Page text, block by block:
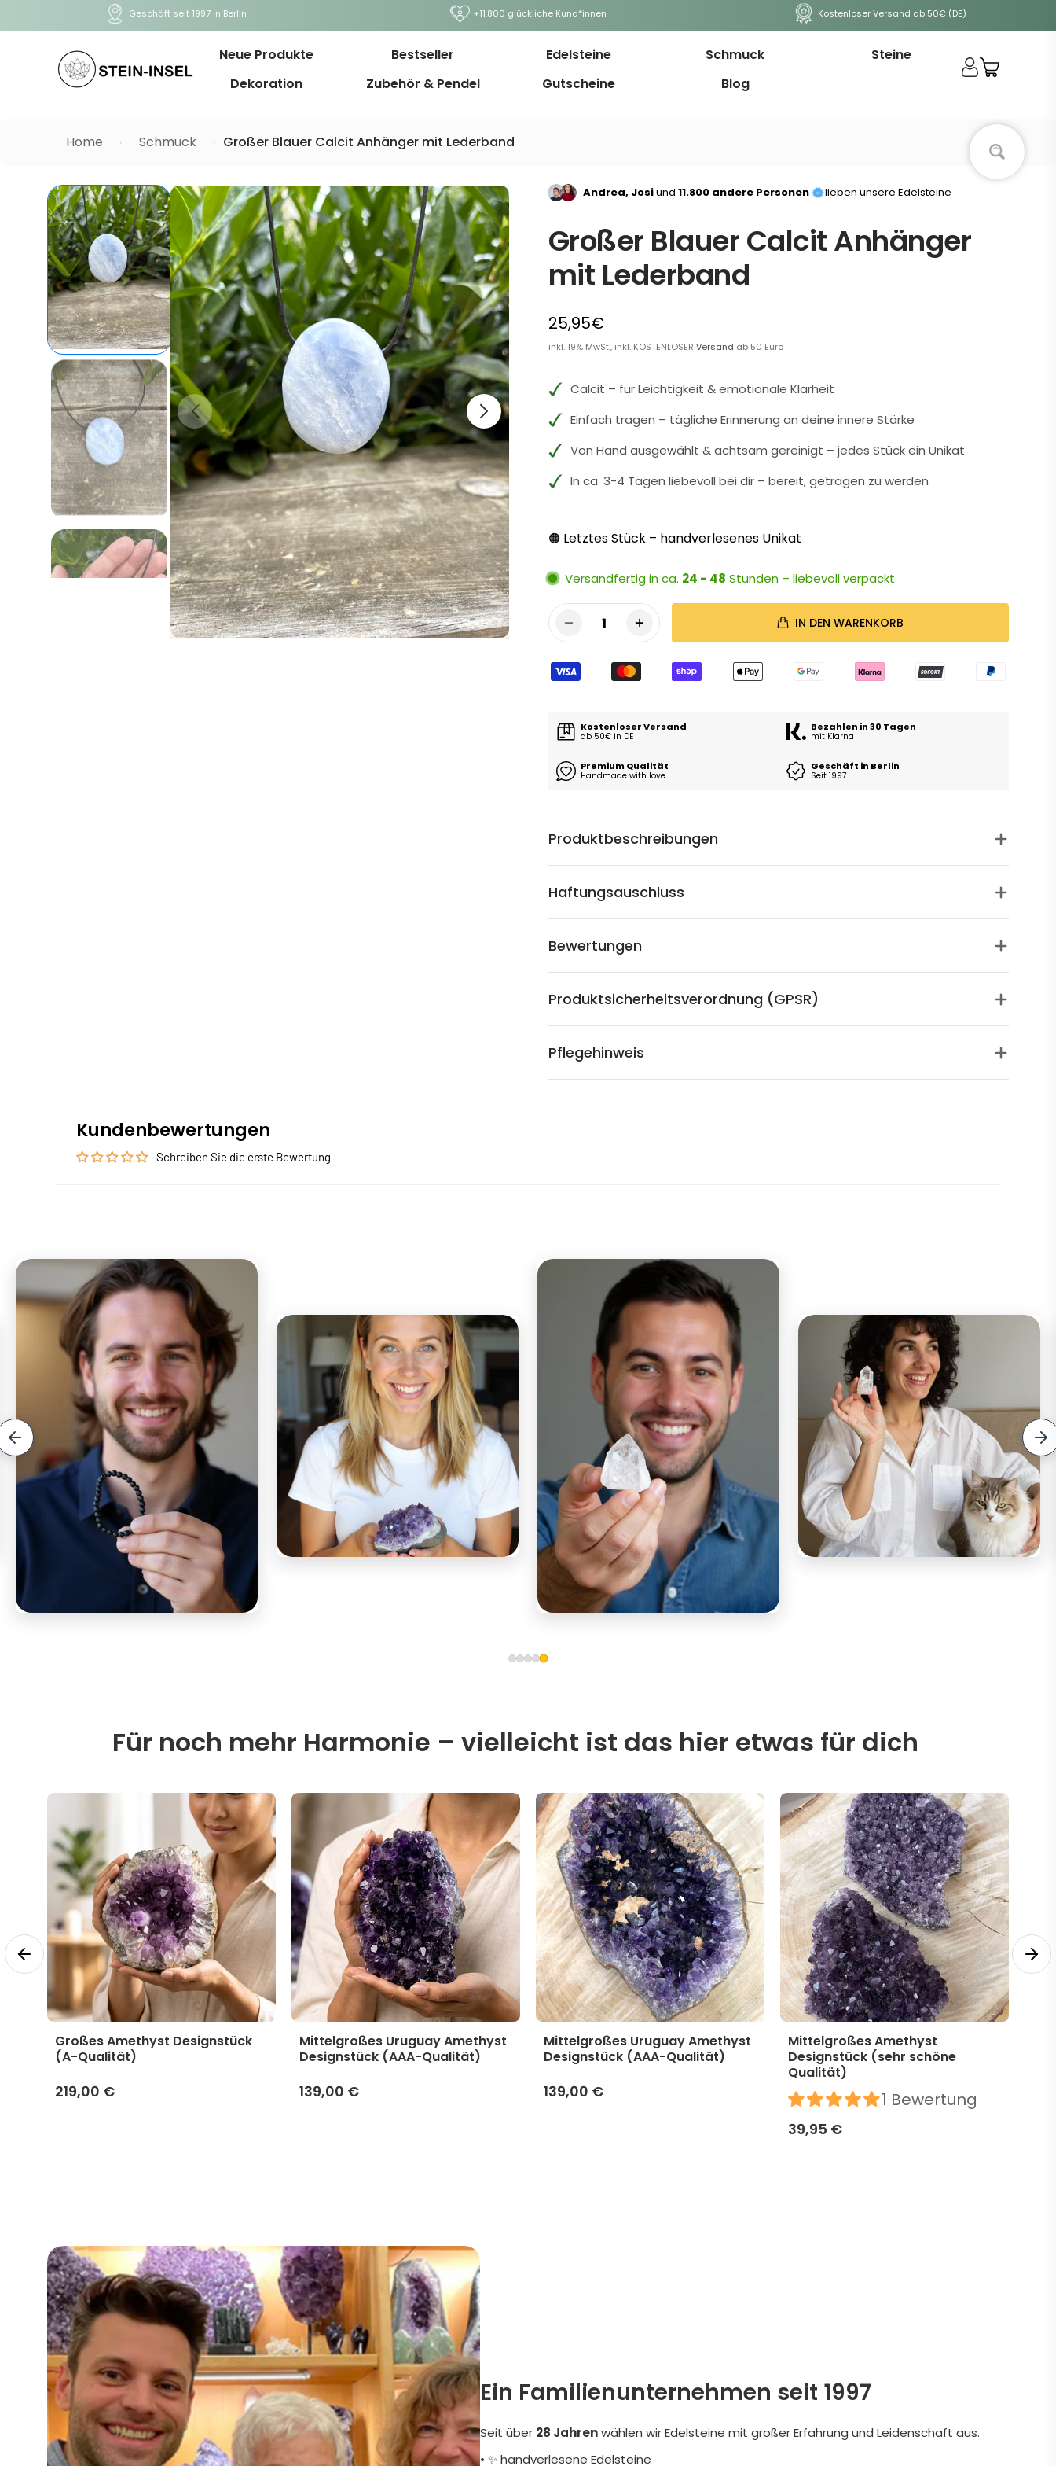
Geschäft seit 1997 in Berlin +11.800 glückliche Kund*innen Kostenloser Versand ab 50€ (DE)
Neue Produkte Bestseller Edelsteine Schmuck
Steine
Dekoration
Zubehör & Pendel Gutscheine Blog
Home Schmuck Großer Blauer Calcit Anhänger mit Lederband
Andrea, Josiund 11.800 andere Personen lieben unsere Edelsteine
Großer Blauer Calcit Anhänger
mit Lederband
25,95€
inkl. 19% MwSt., inkl. KOSTENLOSER Versand ab 50 Euro
Calcit – für Leichtigkeit & emotionale Klarheit
Einfach tragen – tägliche Erinnerung an deine innere Stärke
Von Hand ausgewählt & achtsam gereinigt – jedes Stück ein Unikat
In ca. 3-4 Tagen liebevoll bei dir – bereit, getragen zu werden
🟠Letztes Stück – handverlesenes Unikat
Versandfertig in ca. 24 - 48 Stunden – liebevoll verpackt
1 IN DEN WARENKORB
Kostenloser Versand
ab 50€ in DE
Bezahlen in 30 Tagen
mit Klarna
Premium Qualität
Handmade with love
Geschäft in Berlin
Seit 1997
Produktbeschreibungen
Haftungsauschluss
Bewertungen
Produktsicherheitsverordnung (GPSR)
Pflegehinweis
Kundenbewertungen
Schreiben Sie die erste Bewertung
Für noch mehr Harmonie – vielleicht ist das hier etwas für dich
Großes Amethyst Designstück
(A-Qualität)
219,00 €
Mittelgroßes Uruguay Amethyst
Designstück (AAA-Qualität)
139,00 €
Mittelgroßes Uruguay Amethyst
Designstück (AAA-Qualität)
139,00 €
Mittelgroßes Amethyst
Designstück (sehr schöne
Qualität)
1 Bewertung
39,95 €
Ein Familienunternehmen seit 1997
Seit über 28 Jahrenwählen wir Edelsteine mit großer Erfahrung und Leidenschaft aus.
• ✨ handverlesene Edelsteine